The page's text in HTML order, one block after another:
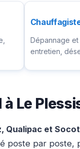
Dépannage
entretien,
Le
Qualipac et
poste par